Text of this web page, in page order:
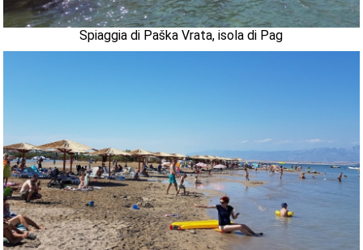
Spiaggia di Paška Vrata, isola di Pag